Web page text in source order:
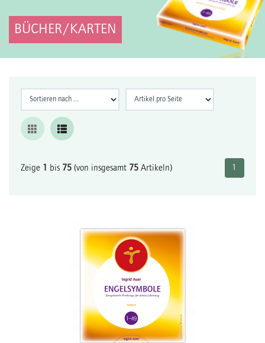
BÜCHER/KARTEN
Zeige 1 bis 75 (von insgesamt 75 Artikeln) 1